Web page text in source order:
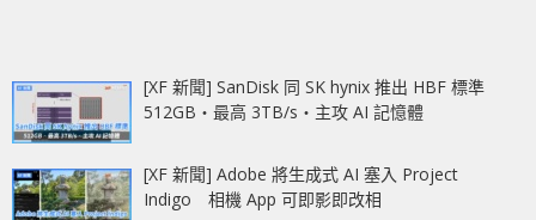
[XF 新聞] SanDisk 同 SK hynix 推出 HBF 標準
512GB‧最高 3TB/s‧主攻 AI 記憶體
[XF 新聞] Adobe 將生成式 AI 塞入 Project
Indigo 相機 App 可即影即改相